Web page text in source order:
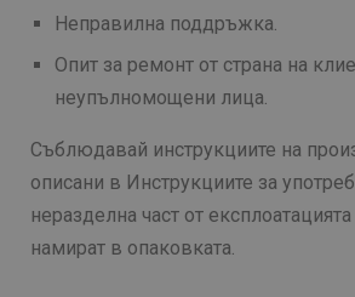
Неправилна поддръжка.
Опит за ремонт от страна на
неупълномощени лица.
Съблюдавай инструкциите на
описани в Инструкциите за
неразделна част от
намират в опаковката.